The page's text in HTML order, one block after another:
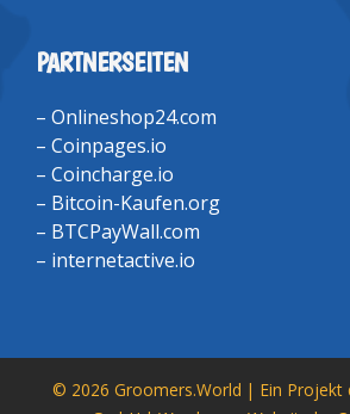
PARTNERSEITEN
– Onlineshop24.com
– Coinpages.io
– Coincharge.io
– Bitcoin-Kaufen.org
– BTCPayWall.com
– internetactive.io
© 2026 Groomers.World | Ein Projekt